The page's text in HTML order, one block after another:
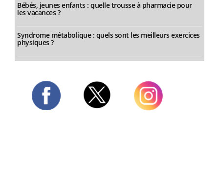
Bébés, jeunes enfants : quelle trousse à pharmacie pour
les vacances ?
Syndrome métabolique : quels sont les meilleurs exercices
physiques ?